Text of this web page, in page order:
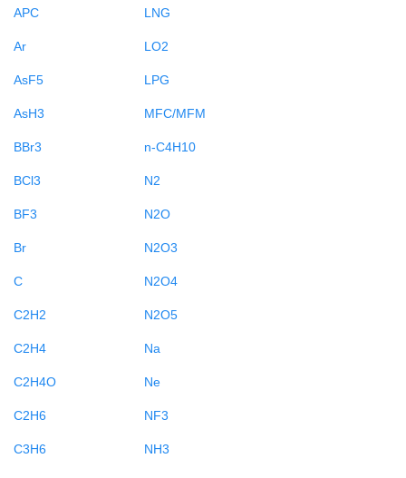
APC
Ar
AsF5
AsH3
BBr3
BCl3
BF3
Br
C
C2H2
C2H4
C2H4O
C2H6
C3H6
LNG
LO2
LPG
MFC/MFM
n-C4H10
N2
N2O
N2O3
N2O4
N2O5
Na
Ne
NF3
NH3